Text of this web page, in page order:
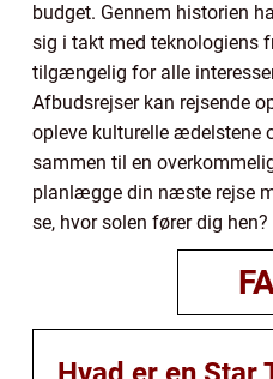
budget. Gennem historien
sig i takt med teknologiens
tilgængelig for alle
Afbudsrejser kan rejsende
opleve kulturelle ædelstene
sammen til en
planlægge din næste rejse
se, hvor solen fører dig hen?